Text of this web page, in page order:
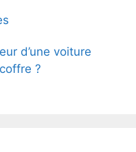
d’une voiture
?